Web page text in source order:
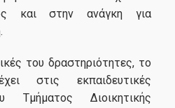
και στην ανάγκη για
του δραστηριότητες, το
στις εκπαιδευτικές
Τμήματος Διοικητικής